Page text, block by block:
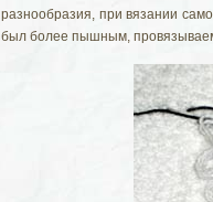
разнообразия, при вязании
был более пышным,